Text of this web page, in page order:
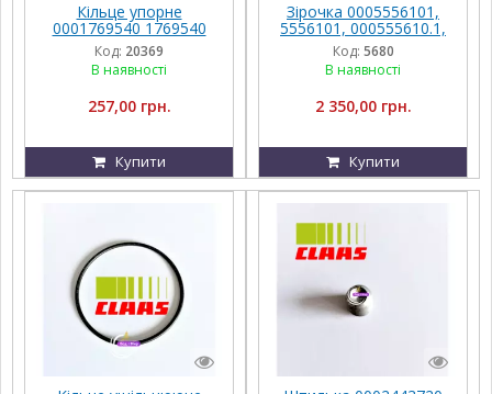
Кільце упорне
0001769540 1769540
000176954.0 176954.0
Claas
Код: 20369
В наявності
257,00 грн.
Купити
Зірочка 0005556101,
5556101, 000555610.1,
555610.1 Claas
Код: 5680
В наявності
2 350,00 грн.
Купити